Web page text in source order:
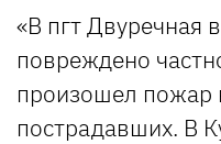
«В пгт Двуречная
повреждено
произошел пожар
пострадавших. В